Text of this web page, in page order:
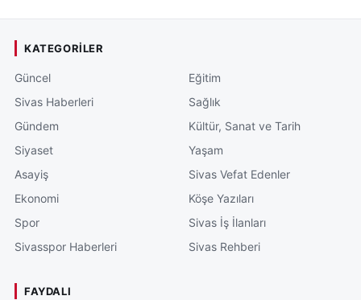
KATEGORILER
Güncel
Sivas Haberleri
Gündem
Siyaset
Asayiş
Ekonomi
Spor
Sivasspor Haberleri
Eğitim
Sağlık
Kültür, Sanat ve Tarih
Yaşam
Sivas Vefat Edenler
Köşe Yazıları
Sivas İş İlanları
Sivas Rehberi
FAYDALI